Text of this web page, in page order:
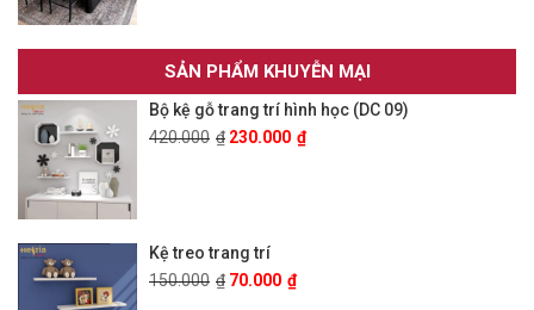
SẢN PHẨM KHUYỄN MẠI
Bộ kệ gỗ trang trí hình học (DC 09)
420.000 ₫ 230.000 ₫
Kệ treo trang trí
150.000 ₫ 70.000 ₫